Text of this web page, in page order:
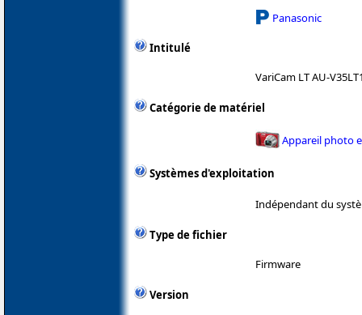
Panasonic
Intitulé
VariCam LT AU-
Catégorie de matériel
Appareil photo
Systèmes d'exploitation
Indépendant du
Type de fichier
Firmware
Version